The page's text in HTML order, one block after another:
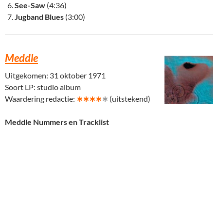
See-Saw (4:36)
Jugband Blues (3:00)
Meddle
Uitgekomen: 31 oktober 1971
Soort LP: studio album
Waardering redactie: ∗∗∗∗∗ (uitstekend)
Meddle Nummers en Tracklist